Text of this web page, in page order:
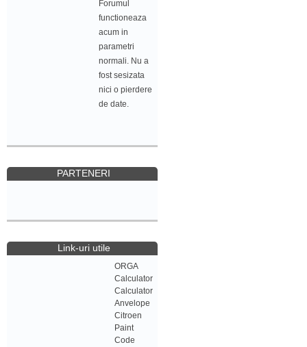
Forumul
functioneaza
acum in
parametri
normali. Nu a
fost sesizata
nici o pierdere
de date.
PARTENERI
Link-uri utile
ORGA
Calculator
Calculator
Anvelope
Citroen
Paint
Code